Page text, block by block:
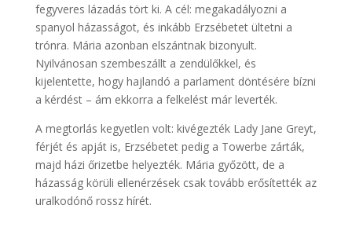
fegyveres lázadás tört ki. A cél: megakadályozni a
spanyol házasságot, és inkább Erzsébetet ültetni a
trónra. Mária azonban elszántnak bizonyult.
Nyilvánosan szembeszállt a zendülőkkel, és
kijelentette, hogy hajlandó a parlament döntésére bízni
a kérdést – ám ekkorra a felkelést már leverték.
A megtorlás kegyetlen volt: kivégezték Lady Jane Greyt,
férjét és apját is, Erzsébetet pedig a Towerbe zárták,
majd házi őrizetbe helyezték. Mária győzött, de a
házasság körüli ellenérzések csak tovább erősítették az
uralkodónő rossz hírét.